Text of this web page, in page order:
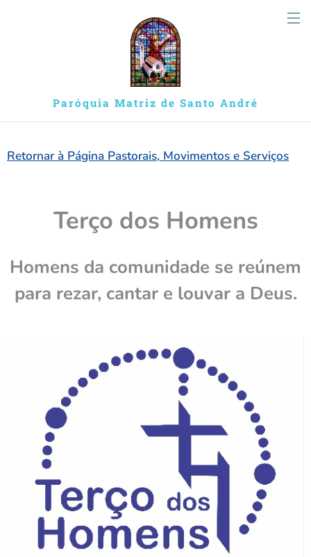
Paróquia Matriz de Santo André
Retornar à Página Pastorais, Movimentos e Serviços
Terço dos Homens
Homens da comunidade se reúnem
para rezar, cantar e louvar a Deus.